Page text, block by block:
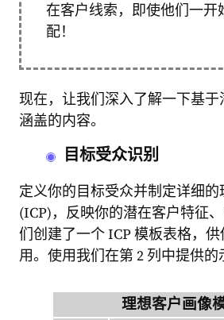
在客户线索，即使他们一开
配！
现在，让我们深入了解一下基
涵盖的内容。
目标受众识别
定义你的目标受众并制定详细的
(ICP)，反映你的潜在客户特征
们创建了一个 ICP 模板表格，
用。使用我们在第 2 列中提供的
理想客户画像